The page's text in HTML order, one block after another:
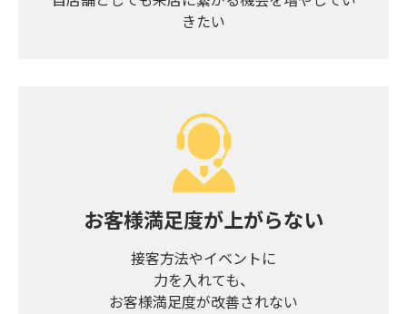
きたい
お客様満足度が上がらない
接客方法やイベントに
力を入れても、
お客様満足度が改善されない